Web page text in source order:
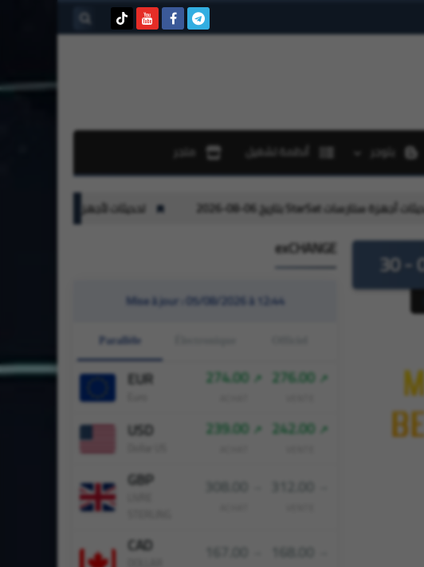
بلوجر أنظمة تشغيل متجر
تحديثات لأجهزة جيون Geant بتاريخ 01-08-2026
exCHANGE
Mise à jour : 05/08/2026 à 12:44
Parallèle
EUR 274.00 276.00
USD 239.00 242.00
GBP 308.00 312.00
CAD 167.00 168.00